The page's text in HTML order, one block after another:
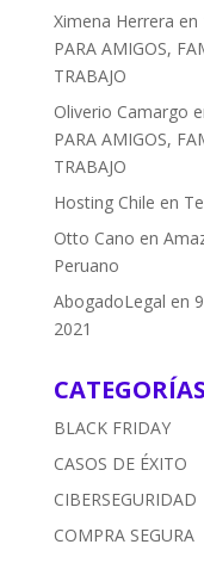
Ximena Herrera en
PARA AMIGOS,
TRABAJO
Oliverio Camargo
PARA AMIGOS,
TRABAJO
Hosting Chile en
Otto Cano en
Peruano
AbogadoLegal en
2021
CATEGORÍAS
BLACK FRIDAY
CASOS DE ÉXITO
CIBERSEGURIDAD
COMPRA SEGURA